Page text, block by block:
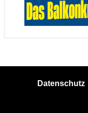
Datenschutz